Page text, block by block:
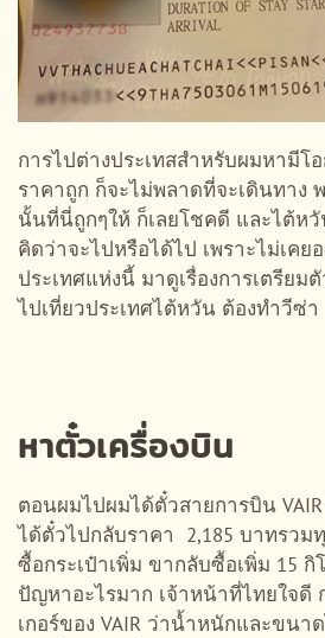
การไปต่างประเทสสำหรับผมหามีโ
ราคาถูก ก็จะไม่พลาดที่จะเดินทาง
นั้นที่นี่ถูกๆให้ ก็เลยโชคดี และไต้หวั
คิดว่าจะไปหรือได้ไป เพราะไม่เคย
ประเทศแห่งนี้ มาดูเรื่องการเตรียม
ไปเที่ยวประเทศไต้หวัน ต้องทำวีซ่า
หาตั๋วเครื่องบิน
ตอนผมไปผมได้ตั๋วสายการบิน
ได้ตั๋วไปกลับราคา 2,185 บาทรวม
ซื้อกระเป๋าเพิ่ม ขากลับซื้อเพิ่ม 15
ปัญหาอะไรมาก เจ้าหน้าที่ไทยใจดี
เกอร์ของ VAIR ว่าน้ำหนักและขน